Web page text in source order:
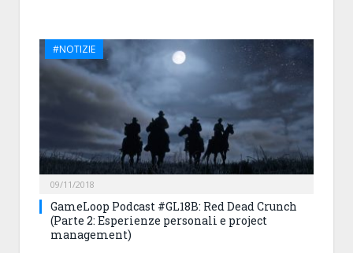
#NOTIZIE
09/11/2018
GameLoop Podcast #GL18B: Red Dead Crunch
(Parte 2: Esperienze personali e project
management)